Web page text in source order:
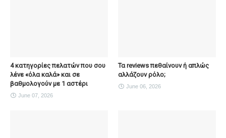
4 κατηγορίες πελατών που σου
λένε «όλα καλά» και σε
βαθμολογούν με 1 αστέρι
June 07, 2026
Τα reviews πεθαίνουν ή απλώς
αλλάζουν ρόλο;
June 06, 2026